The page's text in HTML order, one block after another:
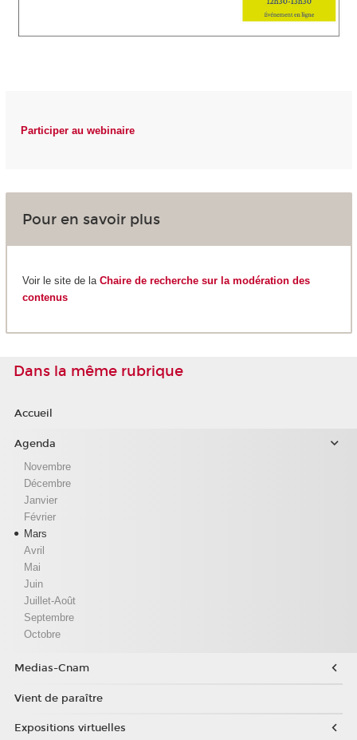
Participer au webinaire
Pour en savoir plus
Voir le site de la Chaire de recherche sur la modération des
contenus
Dans la même rubrique
Accueil
Agenda
Novembre
Décembre
Janvier
Février
Mars
Avril
Mai
Juin
Juillet-Août
Septembre
Octobre
Medias-Cnam
Vient de paraître
Expositions virtuelles